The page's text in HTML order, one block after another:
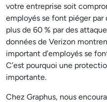
votre entreprise soit
employés se font piéger
plus de 60 % par des
données de Verizon
important d’employés se
C’est pourquoi une
importante.
Chez Graphus, nous